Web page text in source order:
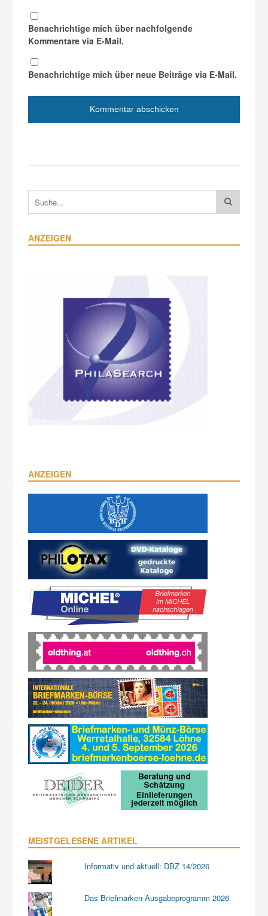
Benachrichtige mich über nachfolgende
Kommentare via E-Mail.
Benachrichtige mich über neue Beiträge via E-Mail.
ANZEIGEN
ANZEIGEN
MEISTGELESENE ARTIKEL
Informativ und aktuell: DBZ 14/2026
Das Briefmarken-Ausgabeprogramm 2026